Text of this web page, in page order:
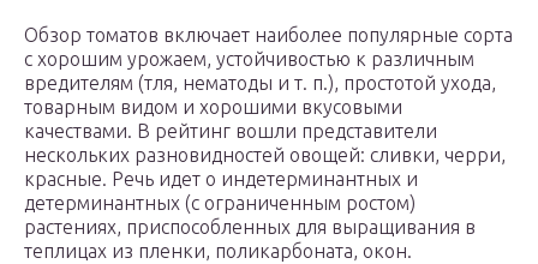
Обзор томатов включает наиболее популярные сорта
с хорошим урожаем, устойчивостью к различным
вредителям (тля, нематоды и т. п.), простотой ухода,
товарным видом и хорошими вкусовыми
качествами. В рейтинг вошли представители
нескольких разновидностей овощей: сливки, черри,
красные. Речь идет о индетерминантных и
детерминантных (с ограниченным ростом)
растениях, приспособленных для выращивания в
теплицах из пленки, поликарбоната, окон.